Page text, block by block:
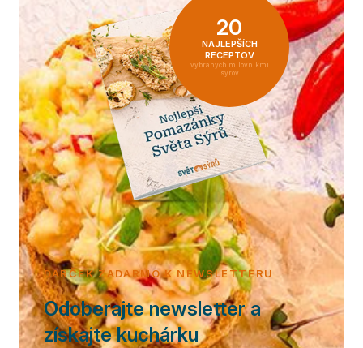
20
NAJLEPŠÍCH
RECEPTOV
vybraných milovníkmi
syrov
DARČEK ZADARMO K NEWSLETTERU
Odoberajte newsletter a
získajte kuchárku